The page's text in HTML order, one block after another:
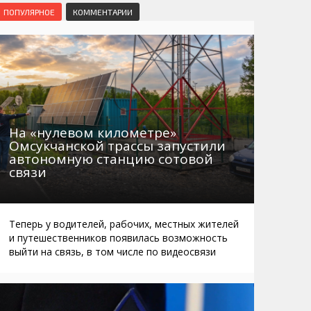
Маршруты. Улицы, остановки
Автобусы Магадан – Аэропорт
Таблица приливов отливов
Мошенники
Интернет
Жилье
Не мусорить
Браконьеры
ПОПУЛЯРНОЕ КОММЕНТАРИИ
На «нулевом километре»
Омсукчанской трассы запустили
автономную станцию сотовой
связи
Теперь у водителей, рабочих, местных жителей
и путешественников появилась возможность
выйти на связь, в том числе по видеосвязи